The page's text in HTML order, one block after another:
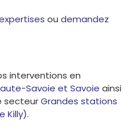
ou demandez
interventions en
Savoie et Savoie ainsi
secteurGrandes stations
Killy).